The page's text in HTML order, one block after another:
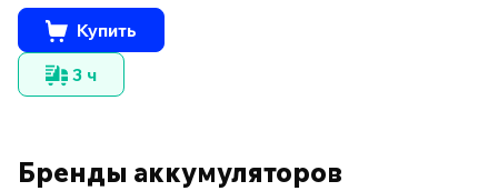
Купить
3 ч
Бренды аккумуляторов